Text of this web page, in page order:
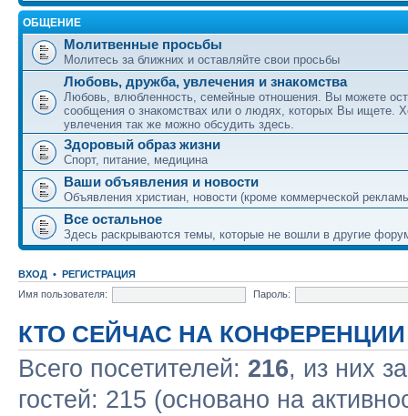
ОБЩЕНИЕ
Молитвенные просьбы
Молитесь за ближних и оставляйте свои просьбы
Любовь, дружба, увлечения и знакомства
Любовь, влюбленность, семейные отношения. Вы можете
сообщения о знакомствах или о людях, которых Вы ищете.
увлечения так же можно обсудить здесь.
Здоровый образ жизни
Спорт, питание, медицина
Ваши объявления и новости
Объявления христиан, новости (кроме коммерческой
Все остальное
Здесь раскрываются темы, которые не вошли в другие
ВХОД • РЕГИСТРАЦИЯ
Имя пользователя:
Пароль:
КТО СЕЙЧАС НА КОНФЕРЕНЦИИ
Всего посетителей: 216, из них
гостей: 215 (основано на